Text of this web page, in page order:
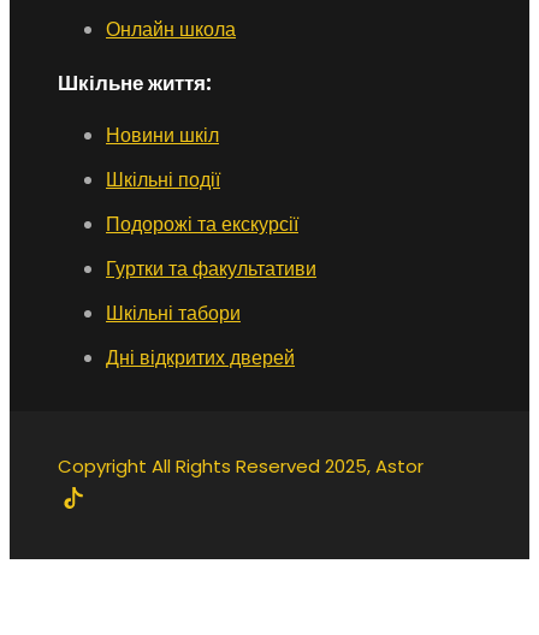
Онлайн школа
Шкільне життя:
Новини шкіл
Шкільні події
Подорожі та екскурсії
Гуртки та факультативи
Шкільні табори
Дні відкритих дверей
Copyright All Rights Reserved 2025, Astor